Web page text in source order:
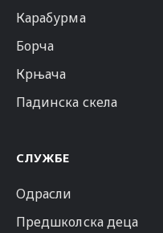
Карабурма
Борча
Крњача
Падинска скела
СЛУЖБЕ
Одрасли
Предшколска деца